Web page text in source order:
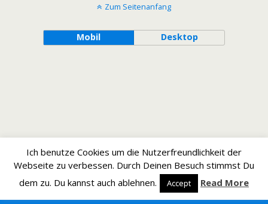
Zum Seitenanfang
Mobil Desktop
Ich benutze Cookies um die Nutzerfreundlichkeit der
Webseite zu verbessen. Durch Deinen Besuch stimmst Du
dem zu. Du kannst auch ablehnen.
Accept Read More